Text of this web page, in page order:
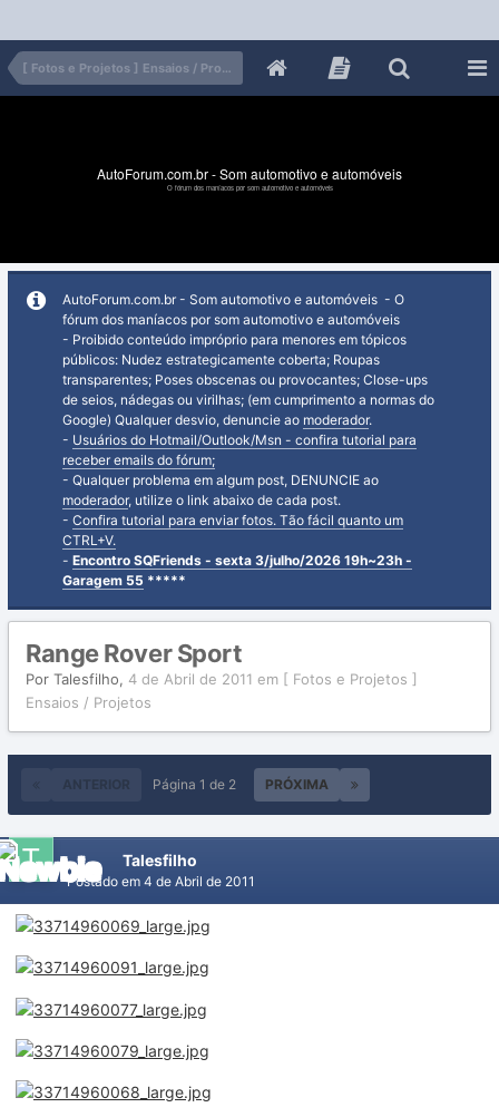
[ Fotos e Projetos ] Ensaios / Projetos
AutoForum.com.br - Som automotivo e automóveis
O fórum dos maníacos por som automotivo e automóveis
AutoForum.com.br - Som automotivo e automóveis - O
fórum dos maníacos por som automotivo e automóveis
- Proibido conteúdo impróprio para menores em tópicos
públicos: Nudez estrategicamente coberta; Roupas
transparentes; Poses obscenas ou provocantes; Close-ups
de seios, nádegas ou virilhas; (em cumprimento a normas do
Google) Qualquer desvio, denuncie ao moderador.
- Usuários do Hotmail/Outlook/Msn - confira tutorial para
receber emails do fórum;
- Qualquer problema em algum post, DENUNCIE ao
moderador, utilize o link abaixo de cada post.
- Confira tutorial para enviar fotos. Tão fácil quanto um
CTRL+V.
- Encontro SQFriends - sexta 3/julho/2026 19h~23h -
Garagem 55 *****
Range Rover Sport
Por Talesfilho, 4 de Abril de 2011 em [ Fotos e Projetos ]
Ensaios / Projetos
ANTERIOR PRÓXIMA
Página 1 de 2
Talesfilho
Postado em 4 de Abril de 2011